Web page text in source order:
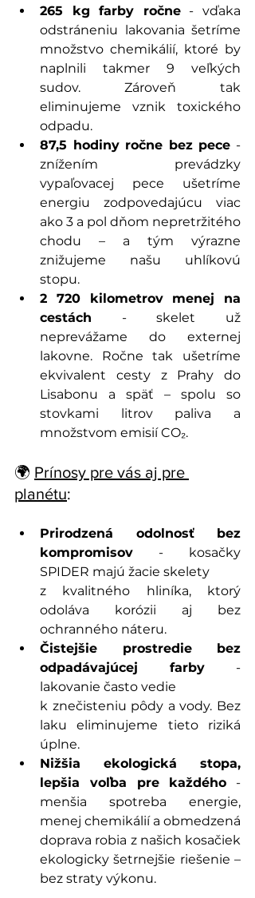
265 kg farby ročne - vďaka
odstráneniu lakovania šetríme
množstvo chemikálií, ktoré by
naplnili takmer 9 veľkých
sudov. Zároveň tak
eliminujeme vznik toxického
odpadu.
87,5 hodiny ročne bez pece -
znížením prevádzky
vypaľovacej pece ušetríme
energiu zodpovedajúcu viac
ako 3 a pol dňom nepretržitého
chodu – a tým výrazne
znižujeme našu uhlíkovú
stopu.
2 720 kilometrov menej na
cestách - skelet už
neprevážame do externej
lakovne. Ročne tak ušetríme
ekvivalent cesty z Prahy do
Lisabonu a späť – spolu so
stovkami litrov paliva a
množstvom emisií CO₂.
🌍 Prínosy pre vás aj pre
planétu:
Prirodzená odolnosť bez
kompromisov - kosačky
SPIDER majú žacie skelety
z kvalitného hliníka, ktorý
odoláva korózii aj bez
ochranného náteru.
Čistejšie prostredie bez
odpadávajúcej farby -
lakovanie často vedie
k znečisteniu pôdy a vody. Bez
laku eliminujeme tieto riziká
úplne.
Nižšia ekologická stopa,
lepšia voľba pre každého -
menšia spotreba energie,
menej chemikálií a obmedzená
doprava robia z našich kosačiek
ekologicky šetrnejšie riešenie –
bez straty výkonu.